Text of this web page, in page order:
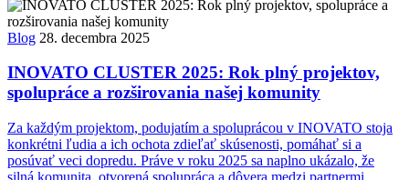
Blog 28. decembra 2025
INOVATO CLUSTER 2025: Rok plný projektov,
spolupráce a rozširovania našej komunity
Za každým projektom, podujatím a spoluprácou v INOVATO stoja
konkrétni ľudia a ich ochota zdieľať skúsenosti, pomáhať si a
posúvať veci dopredu. Práve v roku 2025 sa naplno ukázalo, že
silná komunita, otvorená spolupráca a dôvera medzi partnermi